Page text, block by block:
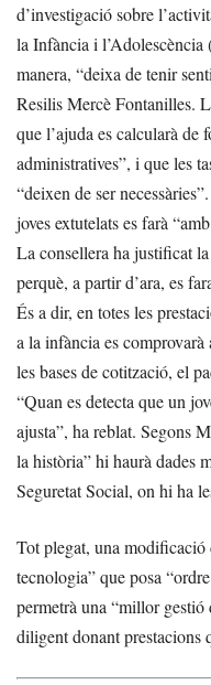
d’investigació sobre
la Infància i
manera, “deixa de tenir
Resilis Mercè Fontanilles.
que l’ajuda es calcularà de
administratives”, i que les
“deixen de ser
joves extutelats es farà
La consellera ha justificat
perquè, a partir d’ara, es
És a dir, en totes les
a la infància es
les bases de cotització, el
“Quan es detecta que un
ajusta”, ha reblat. Segons
la història” hi haurà dades
Seguretat Social, on hi ha
Tot plegat, una modificació
tecnologia” que posa
permetrà una “millor gestió
diligent donant prestacions